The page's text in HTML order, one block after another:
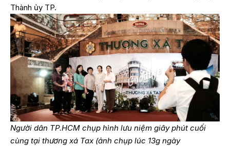
Thành ủy TP.
Người dân TP.HCM chụp hình lưu niệm giây phút cuối
cùng tại thương xá Tax (ảnh chụp lúc 13g ngày